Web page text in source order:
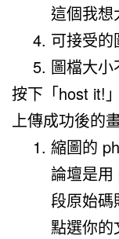
這個我想
可接受的
圖檔大
按下「host it!
上傳成功後的
縮圖的
論壇是用
段原始碼
點選你